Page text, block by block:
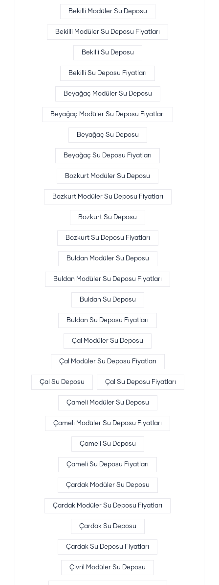
Bekilli Modüler Su Deposu
Bekilli Modüler Su Deposu Fiyatları
Bekilli Su Deposu
Bekilli Su Deposu Fiyatları
Beyağaç Modüler Su Deposu
Beyağaç Modüler Su Deposu Fiyatları
Beyağaç Su Deposu
Beyağaç Su Deposu Fiyatları
Bozkurt Modüler Su Deposu
Bozkurt Modüler Su Deposu Fiyatları
Bozkurt Su Deposu
Bozkurt Su Deposu Fiyatları
Buldan Modüler Su Deposu
Buldan Modüler Su Deposu Fiyatları
Buldan Su Deposu
Buldan Su Deposu Fiyatları
Çal Modüler Su Deposu
Çal Modüler Su Deposu Fiyatları
Çal Su Deposu Çal Su Deposu Fiyatları
Çameli Modüler Su Deposu
Çameli Modüler Su Deposu Fiyatları
Çameli Su Deposu
Çameli Su Deposu Fiyatları
Çardak Modüler Su Deposu
Çardak Modüler Su Deposu Fiyatları
Çardak Su Deposu
Çardak Su Deposu Fiyatları
Çivril Modüler Su Deposu